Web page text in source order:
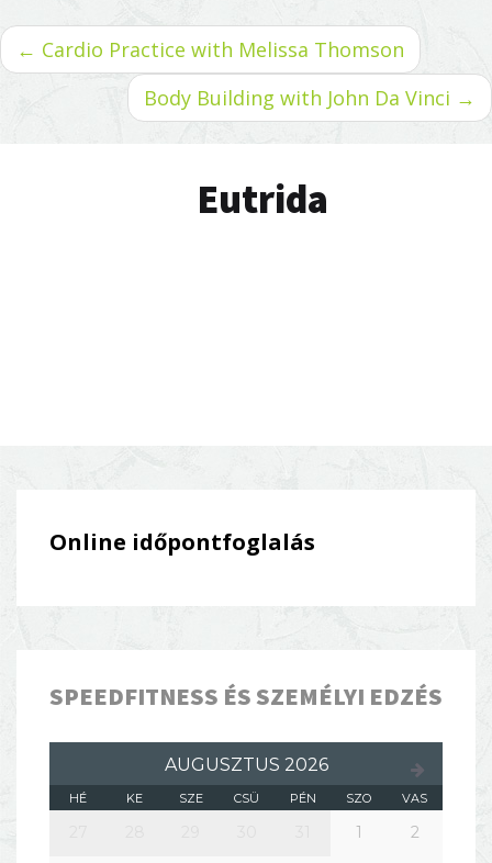
← Cardio Practice with Melissa Thomson
Body Building with John Da Vinci →
Eutrida
Online időpontfoglalás
SPEEDFITNESS ÉS SZEMÉLYI EDZÉS
AUGUSZTUS 2026
HÉ KE SZE CSÜ PÉN SZO VAS
1 2